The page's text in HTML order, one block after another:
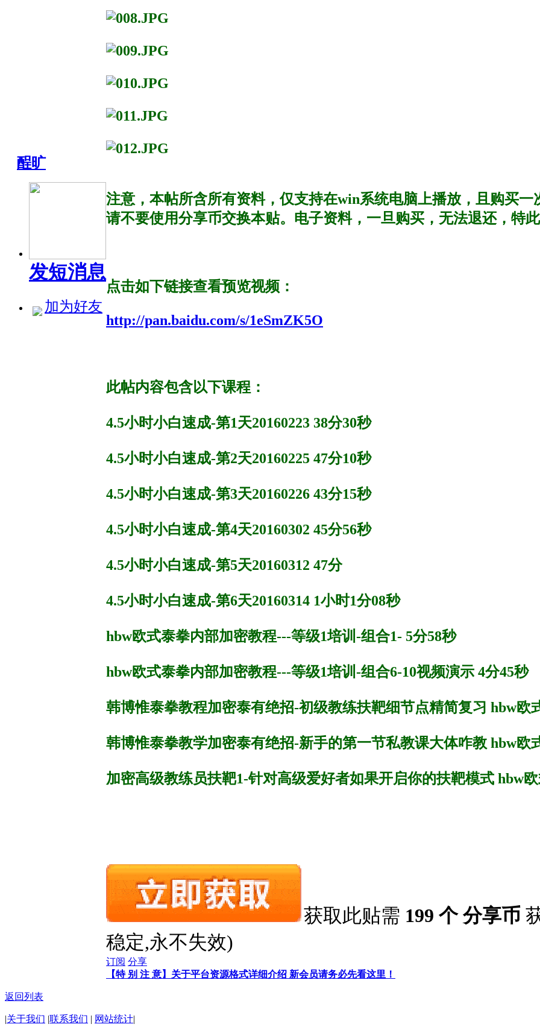
酲旷
发短消息
加为好友
注意，本帖所含所有资料，仅支持在win系统电脑上播放，且购买一
请不要使用分享币交换本贴。电子资料，一旦购买，无法退还，特此
点击如下链接查看预览视频：
http://pan.baidu.com/s/1eSmZK5O
此帖内容包含以下课程：
4.5小时小白速成-第1天20160223 38分30秒
4.5小时小白速成-第2天20160225 47分10秒
4.5小时小白速成-第3天20160226 43分15秒
4.5小时小白速成-第4天20160302 45分56秒
4.5小时小白速成-第5天20160312 47分
4.5小时小白速成-第6天20160314 1小时1分08秒
hbw欧式泰拳内部加密教程---等级1培训-组合1- 5分58秒
hbw欧式泰拳内部加密教程---等级1培训-组合6-10视频演示 4分45秒
韩博惟泰拳教程加密泰有绝招-初级教练扶靶细节点精简复习 hbw欧
韩博惟泰拳教学加密泰有绝招-新手的第一节私教课大体咋教 hbw欧
加密高级教练员扶靶1-针对高级爱好者如果开启你的扶靶模式 hbw
获取此贴需 199 个 分享币
稳定,永不失效)
订阅 分享
【特 别 注 意】关于平台资源格式详细介绍 新会员请务必先看这里！
返回列表
|关于我们 |联系我们 | 网站统计|